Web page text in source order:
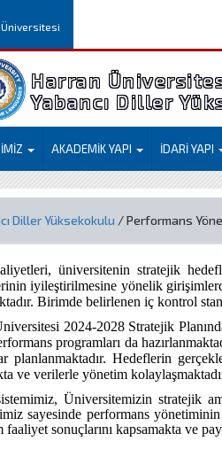
Harran
Yabancı Diller
AKADEMİK YAPI İDARİ YAPI
Diller Yüksekokulu / Performans
üniversitenin stratejik
iyileştirilmesine yönelik
Birimde belirlenen iç kontrol
2024-2028 Stratejik
programları da
planlanmaktadır. Hedeflerin
ve verilerle yönetim
Üniversitemizin stratejik
sayesinde performans
faaliyet sonuçlarını kapsamakta ve